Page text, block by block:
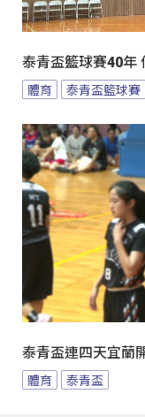
泰青盃籃球賽40年
體育 泰青盃籃球賽
泰青盃連四天宜蘭
體育 泰青盃